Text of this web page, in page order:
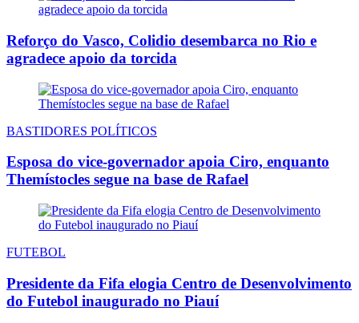
Reforço do Vasco, Colidio desembarca no Rio e
agradece apoio da torcida
BASTIDORES POLÍTICOS
Esposa do vice-governador apoia Ciro, enquanto
Themístocles segue na base de Rafael
FUTEBOL
Presidente da Fifa elogia Centro de Desenvolvimento
do Futebol inaugurado no Piauí